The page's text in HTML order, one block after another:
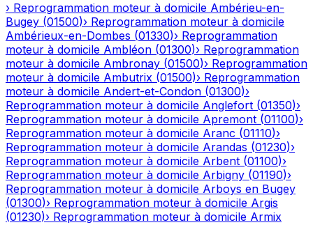
› Reprogrammation moteur à domicile Ambérieu-en-
Bugey (01500)› Reprogrammation moteur à domicile
Ambérieux-en-Dombes (01330)› Reprogrammation
moteur à domicile Ambléon (01300)› Reprogrammation
moteur à domicile Ambronay (01500)› Reprogrammation
moteur à domicile Ambutrix (01500)› Reprogrammation
moteur à domicile Andert-et-Condon (01300)›
Reprogrammation moteur à domicile Anglefort (01350)›
Reprogrammation moteur à domicile Apremont (01100)›
Reprogrammation moteur à domicile Aranc (01110)›
Reprogrammation moteur à domicile Arandas (01230)›
Reprogrammation moteur à domicile Arbent (01100)›
Reprogrammation moteur à domicile Arbigny (01190)›
Reprogrammation moteur à domicile Arboys en Bugey
(01300)› Reprogrammation moteur à domicile Argis
(01230)› Reprogrammation moteur à domicile Armix